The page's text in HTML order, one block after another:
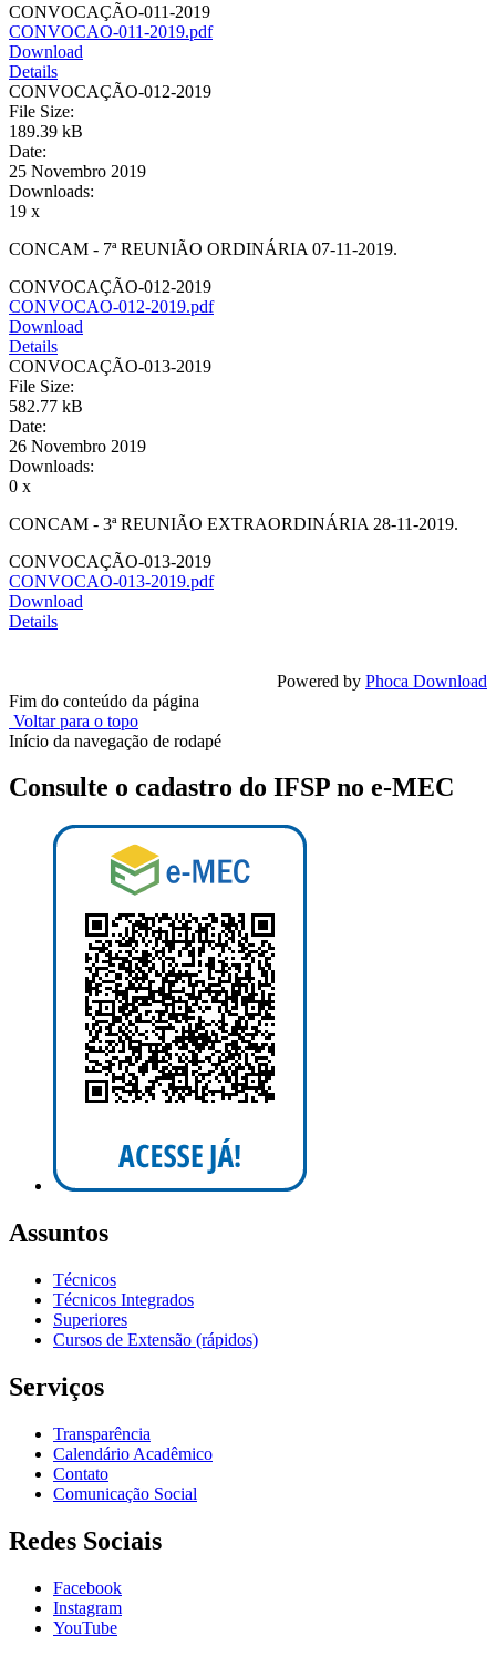
CONVOCAÇÃO-011-2019
CONVOCAO-011-2019.pdf
Download
Details
CONVOCAÇÃO-012-2019
File Size:
189.39 kB
Date:
25 Novembro 2019
Downloads:
19 x
CONCAM - 7ª REUNIÃO ORDINÁRIA 07-11-2019.
CONVOCAÇÃO-012-2019
CONVOCAO-012-2019.pdf
Download
Details
CONVOCAÇÃO-013-2019
File Size:
582.77 kB
Date:
26 Novembro 2019
Downloads:
0 x
CONCAM - 3ª REUNIÃO EXTRAORDINÁRIA 28-11-2019.
CONVOCAÇÃO-013-2019
CONVOCAO-013-2019.pdf
Download
Details
Powered by Phoca Download
Fim do conteúdo da página
Voltar para o topo
Início da navegação de rodapé
Consulte o cadastro do IFSP no e-MEC
Assuntos
Técnicos
Técnicos Integrados
Superiores
Cursos de Extensão (rápidos)
Serviços
Transparência
Calendário Acadêmico
Contato
Comunicação Social
Redes Sociais
Facebook
Instagram
YouTube